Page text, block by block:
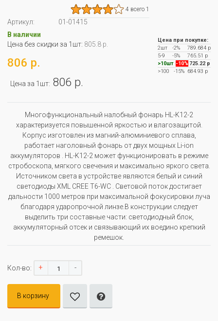
4 всего 1
Артикул:
01-01415
В наличии
Цена без скидки за 1шт: 805.8 р.
806 р.
Цена за 1шт: 806 р.
Цена при покупке:
2шт
-2%
789.684 р
5-9
-5%
765.51 р
>10шт -10% 725.22 р
>100
-15% 684.93 р
Многофункциональный налобный фонарь HL-K12-2
характеризуется повышенной яркостью и влагозащитой.
Корпус изготовлен из магний-алюминиевого сплава,
работает наголовный фонарь от двух мощных Li-ion
аккумуляторов . HL-K12-2 может функционировать в режиме
стробоскопа, мягкого свечения и максимально яркого света.
Источником света в устройстве являются белый и синий
светодиоды XML CREE T6-WC . Световой поток достигает
дальности 1000 метров при максимальной фокусировки луча
благодаря ударопрочной линзе.В конструкции следует
выделить три составные части: светодиодный блок,
аккумуляторный отсек и связывающий их воедино крепкий
ремешок.
Кол-во: + -
В корзину